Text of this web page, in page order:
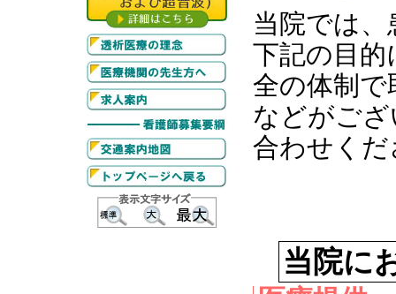
当院では
下記の目的
全の体制
などがご
合わせくだ
当院に